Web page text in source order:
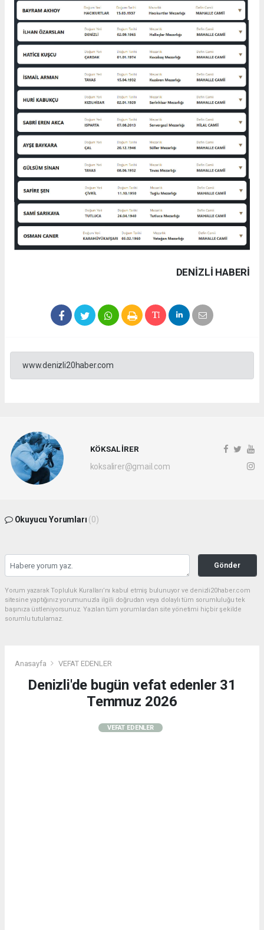
DENIZLI HABERİ
www.denizli20haber.com
KÖKSAL İRER
koksalirer@gmail.com
Okuyucu Yorumları (0)
Gönder
Yorum yazarak Topluluk Kuralları’nı kabul etmiş bulunuyor ve denizli20haber.com
sitesine yaptığınız yorumunuzla ilgili doğrudan veya dolaylı tüm sorumluluğu tek
başınıza üstleniyorsunuz. Yazılan tüm yorumlardan site yönetimi hiçbir şekilde
sorumlu tutulamaz.
Anasayfa VEFAT EDENLER
Denizli'de bugün vefat edenler 31
Temmuz 2026
VEFAT EDENLER